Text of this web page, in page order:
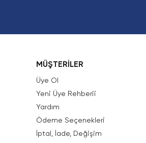
MÜŞTERİLER
Üye Ol
Yeni Üye Rehberii
Yardım
Ödeme Seçenekleri
İptal, İade, Değişim